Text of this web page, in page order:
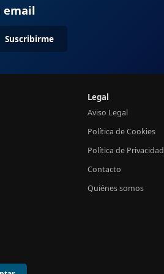
email
Suscribirme
Legal
Aviso Legal
Política de Cookies
Política de Privacidad
Contacto
Quiénes somos